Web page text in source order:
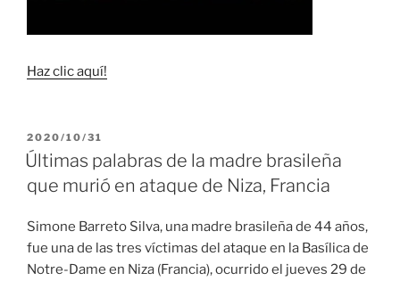
Haz clic aquí!
PUBLICADO
EL
2020/10/31
Últimas palabras de la madre brasileña
que murió en ataque de Niza, Francia
Simone Barreto Silva, una madre brasileña de 44 años,
fue una de las tres víctimas del ataque en la Basílica de
Notre-Dame en Niza (Francia), ocurrido el jueves 29 de